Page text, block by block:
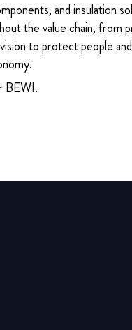
and insulation
the value chain, from
to protect people
BEWI.